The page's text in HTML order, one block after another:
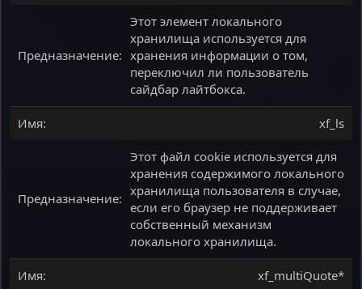
Этот элемент локального
хранилища используется для
хранения информации о том,
переключил ли пользователь
сайдбар лайтбокса.
xf_ls
Этот файл cookie используется для
хранения содержимого локального
хранилища пользователя в случае,
если его браузер не поддерживает
собственный механизм
локального хранилища.
xf_multiQuote*